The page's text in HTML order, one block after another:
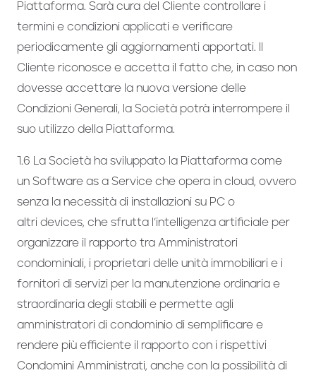
Piattaforma. Sarà cura del Cliente controllare i
termini e condizioni applicati e verificare
periodicamente gli aggiornamenti apportati. Il
Cliente riconosce e accetta il fatto che, in caso non
dovesse accettare la nuova versione delle
Condizioni Generali, la Società potrà interrompere il
suo utilizzo della Piattaforma.
1.6 La Società ha sviluppato la Piattaforma come
un Software as a Service che opera in cloud, ovvero
senza la necessità di installazioni su PC o
altri devices, che sfrutta l’intelligenza artificiale per
organizzare il rapporto tra Amministratori
condominiali, i proprietari delle unità immobiliari e i
fornitori di servizi per la manutenzione ordinaria e
straordinaria degli stabili e permette agli
amministratori di condominio di semplificare e
rendere più efficiente il rapporto con i rispettivi
Condomini Amministrati, anche con la possibilità di